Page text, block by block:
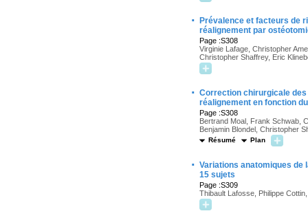
·
Prévalence et facteurs de
réalignement par
Page :S308
Virginie Lafage, Christopher
Christopher Shaffrey, Eric
· Correction chirurgicale
réalignement en fonction
Page :S308
Bertrand Moal, Frank Schwab,
Benjamin Blondel, Christopher
Résumé Plan
· Variations anatomiques de
15 sujets
Page :S309
Thibault Lafosse, Philippe